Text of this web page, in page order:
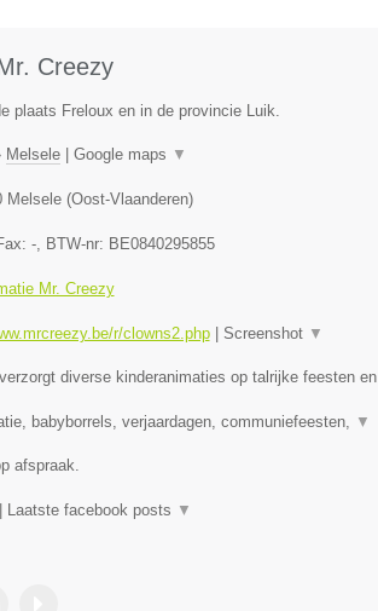
Creezy
plaats Freloux en in de provincie Luik.
Melsele| Google maps ▼
Melsele(Oost-Vlaanderen)
-, BTW-nr: BE0840295855
Mr. Creezy
r/clowns2.php| Screenshot ▼
diverse kinderanimaties op talrijke feesten en
babyborrels, verjaardagen, communiefeesten, ▼
afspraak.
Laatste facebook posts ▼